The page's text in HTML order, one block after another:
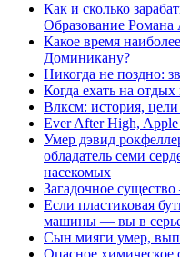
Как и сколько
Образование Романа
Какое время
Доминикану?
Никогда не поздно:
Когда ехать на
Влксм: история, цели
Ever After High,
Умер дэвид
обладатель семи
насекомых
Загадочное
Если пластиковая
машины — вы в
Сын мияги умер,
Опасное